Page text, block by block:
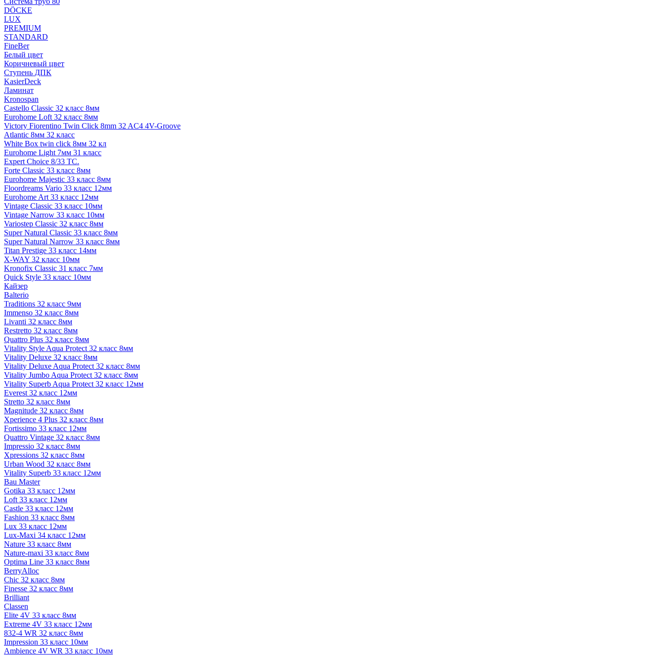
DÖCKE
LUX
PREMIUM
STANDARD
FineBer
Белый цвет
Коричневый цвет
Ступень ДПК
KasierDeck
Ламинат
Kronospan
Castello Classic 32 класс 8мм
Eurohome Loft 32 класс 8мм
Victory Fiorentino Twin Click 8mm 32 AC4 4V-Groove
Atlantic 8мм 32 класс
White Box twin click 8мм 32 кл
Eurohome Light 7мм 31 класс
Expert Choice 8/33 TC.
Forte Classic 33 класс 8мм
Eurohome Majestic 33 класс 8мм
Floordreams Vario 33 класс 12мм
Eurohome Art 33 класс 12мм
Vintage Classic 33 класс 10мм
Vintage Narrow 33 класс 10мм
Variostep Classic 32 класс 8мм
Super Natural Classic 33 класс 8мм
Super Natural Narrow 33 класс 8мм
Titan Prestige 33 класс 14мм
X-WAY 32 класс 10мм
Kronofix Classic 31 класс 7мм
Quick Style 33 класс 10мм
Кайзер
Balterio
Traditions 32 класс 9мм
Immenso 32 класс 8мм
Livanti 32 класс 8мм
Restretto 32 класс 8мм
Quattro Plus 32 класс 8мм
Vitality Style Aqua Protect 32 класс 8мм
Vitality Deluxe 32 класс 8мм
Vitality Deluxe Aqua Protect 32 класс 8мм
Vitality Jumbo Aqua Protect 32 класс 8мм
Vitality Superb Aqua Protect 32 класс 12мм
Everest 32 класс 12мм
Stretto 32 класс 8мм
Magnitude 32 класс 8мм
Xperience 4 Plus 32 класс 8мм
Fortissimo 33 класс 12мм
Quattro Vintage 32 класс 8мм
Impressio 32 класс 8мм
Xpressions 32 класс 8мм
Urban Wood 32 класс 8мм
Vitality Superb 33 класс 12мм
Bau Master
Gotika 33 класс 12мм
Loft 33 класс 12мм
Castle 33 класс 12мм
Fashion 33 класс 8мм
Lux 33 класс 12мм
Lux-Maxi 34 класс 12мм
Nature 33 класс 8мм
Nature-maxi 33 класс 8мм
Optima Line 33 класс 8мм
BerryAlloc
Chic 32 класс 8мм
Finesse 32 класс 8мм
Brilliant
Classen
Elite 4V 33 класс 8мм
Extreme 4V 33 класс 12мм
832-4 WR 32 класс 8мм
Impression 33 класс 10мм
Ambience 4V WR 33 класс 10мм